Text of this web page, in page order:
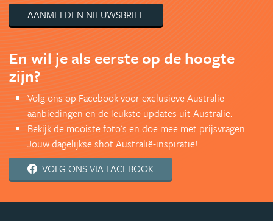
AANMELDEN NIEUWSBRIEF
En wil je als eerste op de hoogte
zijn?
Volg ons op Facebook voor exclusieve Australië-
aanbiedingen en de leukste updates uit Australië.
Bekijk de mooiste foto's en doe mee met prijsvragen.
Jouw dagelijkse shot Australië-inspiratie!
VOLG ONS VIA FACEBOOK